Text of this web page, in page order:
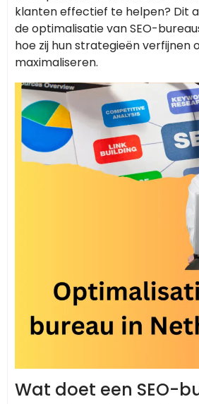
klanten effectief te helpen? Dit
de optimalisatie van SEO-
hoe zij hun strategieën verfijnen
maximaliseren.
Wat doet een SEO-